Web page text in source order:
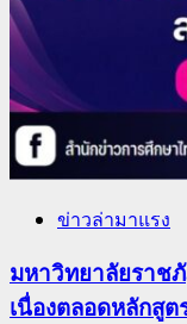
ข่าวล่ามาแรง
มหาวิทยาลัยราช
เนื่องตลอดหลักสู